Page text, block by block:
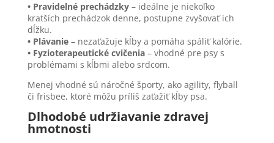
• Pravidelné prechádzky– ideálne je niekoľko
kratších prechádzok denne, postupne zvyšovať ich
dĺžku.
• Plávanie– nezaťažuje kĺby a pomáha spáliť kalórie.
• Fyzioterapeutické cvičenia– vhodné pre psy s
problémami s kĺbmi alebo srdcom.
Menej vhodné sú náročné športy, ako agility, flyball
či frisbee, ktoré môžu príliš zaťažiť kĺby psa.
Dlhodobé udržiavanie zdravej
hmotnosti